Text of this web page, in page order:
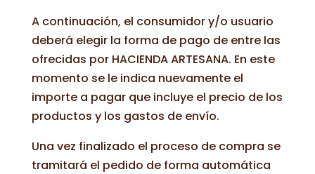
A continuación, el consumidor y/o usuario
deberá elegir la forma de pago de entre las
ofrecidas por HACIENDA ARTESANA. En este
momento se le indica nuevamente el
importe a pagar que incluye el precio de los
productos y los gastos de envío.
Una vez finalizado el proceso de compra se
tramitará el pedido de forma automática